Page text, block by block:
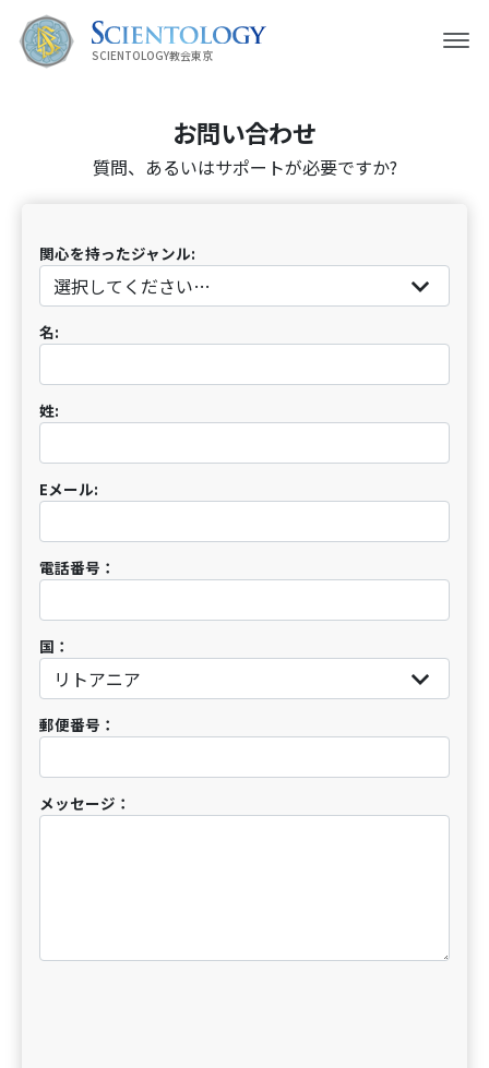
SCIENTOLOGY教会東京
お問い合わせ
質問、あるいはサポートが必要ですか?
関心を持ったジャンル:
名:
姓:
Eメール:
電話番号：
国：
郵便番号：
メッセージ：